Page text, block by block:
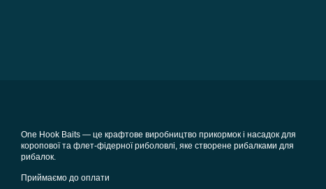
One Hook Baits — це крафтове виробництво прикормок і насадок для
коропової та флет-фідерної риболовлі, яке створене рибалками для
рибалок.
Приймаємо до оплати